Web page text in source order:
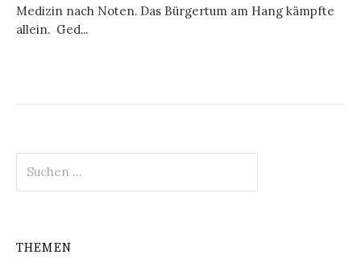
Medizin nach Noten. Das Bürgertum am Hang kämpfte
allein. Ged...
nach:
THEMEN